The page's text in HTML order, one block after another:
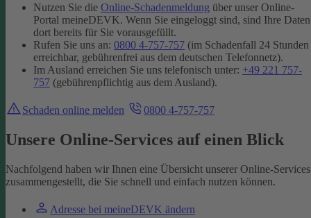
Nutzen Sie die Online-Schadenmeldung über unser Online-
Portal meineDEVK. Wenn Sie eingeloggt sind, sind Ihre Daten
dort bereits für Sie vorausgefüllt.
Rufen Sie uns an: 0800 4-757-757 (im Schadenfall 24 Stunden
erreichbar, gebührenfrei aus dem deutschen Telefonnetz).
Im Ausland erreichen Sie uns telefonisch unter: +49 221 757-
757 (gebührenpflichtig aus dem Ausland).
Schaden online melden 0800 4-757-757
Unsere Online-Services auf einen Blick
Nachfolgend haben wir Ihnen eine Übersicht unserer Online-Services
zusammengestellt, die Sie schnell und einfach nutzen können.
Adresse bei meineDEVK ändern